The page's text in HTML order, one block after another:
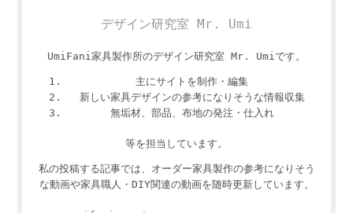
デザイン研究室 Mr. Umi
UmiFani家具製作所のデザイン研究室 Mr. Umiです。
主にサイトを制作・編集
新しい家具デザインの参考になりそうな情報収集
無垢材、部品、布地の発注・仕入れ
等を担当しています。
私の投稿する記事では、オーダー家具製作の参考になりそう
な動画や家具職人・DIY関連の動画を随時更新しています。